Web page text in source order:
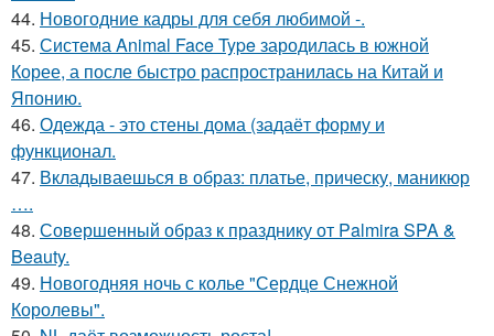
44. Новогодние кадры для себя любимой -.
45. Система Animal Face Type зародилась в южной
Корее, а после быстро распространилась на Китай и
Японию.
46. Одежда - это стены дома (задаёт форму и
функционал.
47. Вкладываешься в образ: платье, прическу, маникюр
….
48. Совершенный образ к празднику от Palmira SPA &
Beauty.
49. Новогодняя ночь с колье "Сердце Снежной
Королевы".